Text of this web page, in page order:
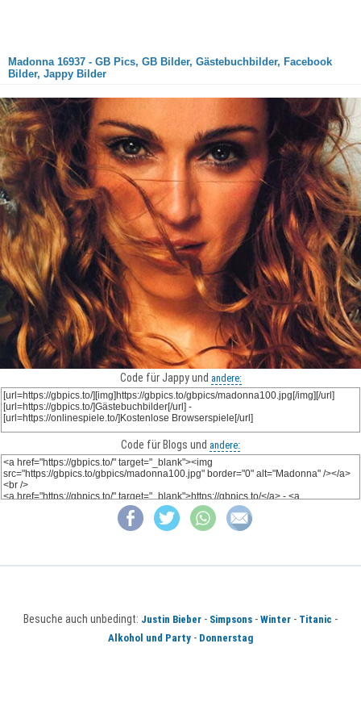
Madonna 16937 - GB Pics, GB Bilder, Gästebuchbilder, Facebook
Bilder, Jappy Bilder
Code für Jappy und andere:
Code für Blogs und andere:
Besuche auch unbedingt: Justin Bieber - Simpsons - Winter - Titanic -
Alkohol und Party - Donnerstag